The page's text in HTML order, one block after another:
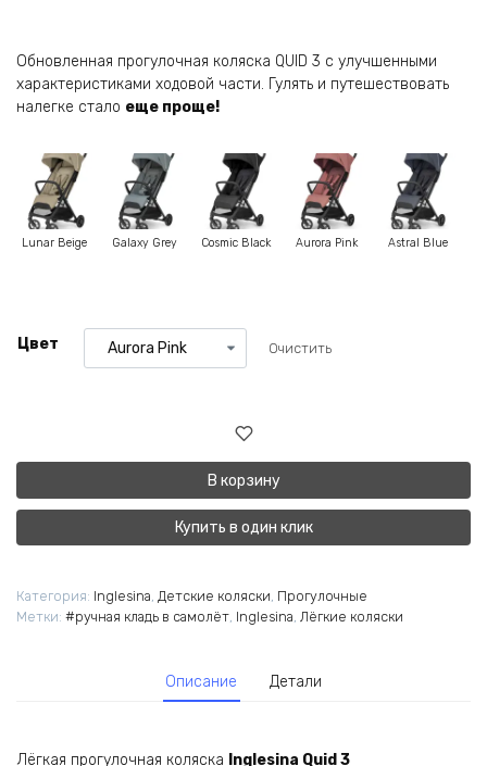
Обновленная прогулочная коляска QUID 3 с улучшенными
характеристиками ходовой части. Гулять и путешествовать
налегке стало еще проще!
Lunar Beige Galaxy Grey Cosmic Black Aurora Pink Astral Blue
Цвет Очистить
В корзину
Купить в один клик
Категория: Inglesina, Детские коляски, Прогулочные
Метки: #ручная кладь в самолёт, Inglesina, Лёгкие коляски
Описание Детали
Лёгкая прогулочная коляска Inglesina Quid 3